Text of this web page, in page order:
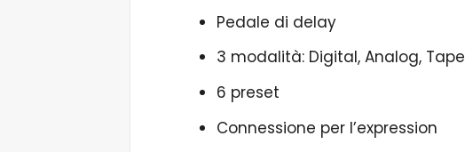
Pedale di delay
3 modalità: Digital, Analog, Tape
6 preset
Connessione per l’expression